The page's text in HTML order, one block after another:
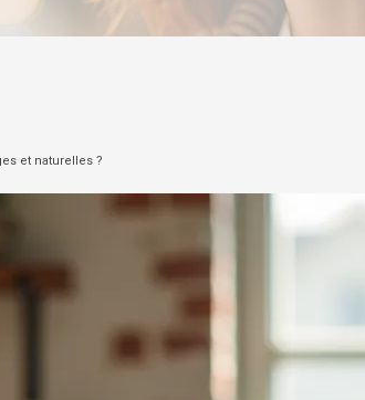
et naturelles ?